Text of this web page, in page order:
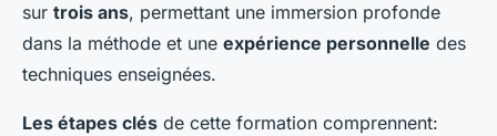
sur trois ans, permettant une immersion profonde
dans la méthode et une expérience personnelle des
techniques enseignées.
Les étapes clés de cette formation comprennent: